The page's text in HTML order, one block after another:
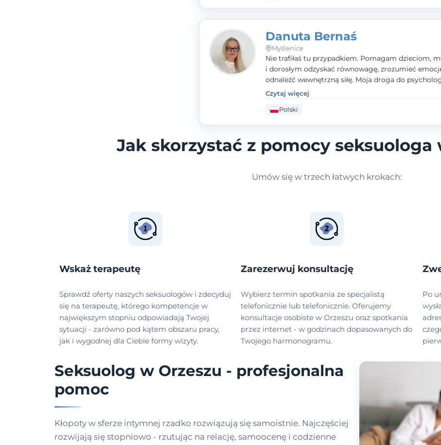
Danuta Bernaś
Myślenice
Nie trafiłaś tu przypadkiem. Pomagam dzieciom,
i dorosłym odzyskać równowagę, zrozumieć
odnaleźć wewnętrzną siłę. Moja droga do
zaczęła się od życia - pełnego wyzwań, które
uważności, empatii i pokory. Dziś łączę
nauczycielki, psychologa, psychoterapeuty i
mogę obiecać, że będę po Twojej stronie.
Czytaj więcej
Polski
Jak skorzystać z pomocy seksuologa
Umów się w trzech łatwych krokach:
Wskaż terapeutę
Sprawdź oferty naszych seksuologów i zdecyduj
się na terapeutę, którego kompetencje w
największym stopniu odpowiadają Twojej
sytuacji - zarówno pod kątem obszaru pracy,
jak i wygodnej dla Ciebie formy wizyty.
Zarezerwuj konsultację
Wybierz termin spotkania ze specjalistą
telefonicznie lub telefonicznie. Oferujemy
konsultacje osobiste w Orzeszu oraz spotkania
przez internet - w godzinach dopasowanych do
Twojego harmonogramu.
Po
Seksuolog w Orzeszu - profesjonalna
pomoc
Kłopoty w sferze intymnej rzadko rozwiązują się samoistnie. Najczęściej
rozwijają się stopniowo - rzutując na relację, samoocenę i codzienne